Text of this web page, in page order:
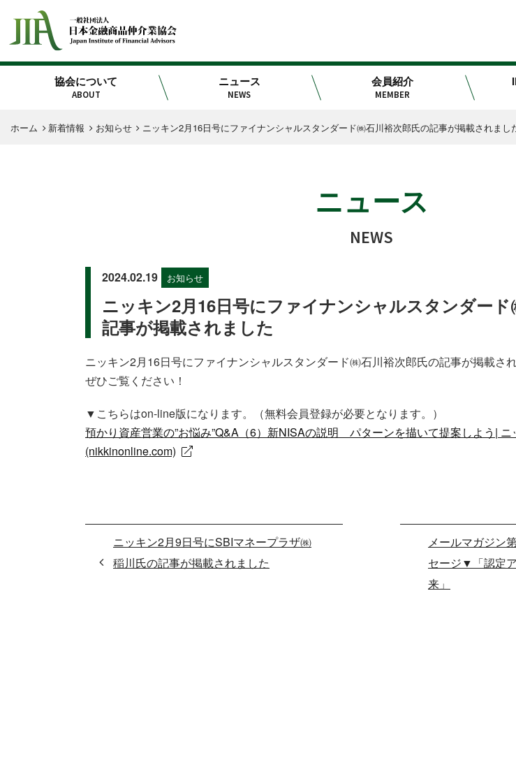
協会について
ABOUT
ニュース
NEWS
会員紹介
MEMBER
ホーム 新着情報 お知らせ ニッキン2月16日号にファイナンシャルスタンダード㈱石川裕次郎氏の記事が掲載されまし
ニュース
NEWS
2024.02.19 お知らせ
ニッキン2月16日号にファイナンシャルスタンダード
記事が掲載されました
ニッキン2月16日号にファイナンシャルスタンダード㈱石川裕次郎氏の記事が掲載され
ぜひご覧ください！
▼こちらはon-line版になります。（無料会員登録が必要となります。）
預かり資産営業の”お悩み”Q&A（6）新NISAの説明 パターンを描いて提案しよう| ニ
(nikkinonline.com)
ニッキン2月9日号にSBIマネープラザ㈱
稲川氏の記事が掲載されました
メールマガジン
セージ▼「認定
来」